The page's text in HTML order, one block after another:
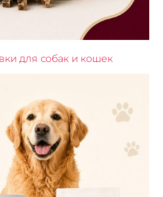
для собак и кошек